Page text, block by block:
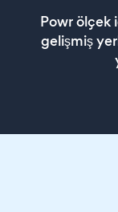
Powr ölçek
gelişmiş